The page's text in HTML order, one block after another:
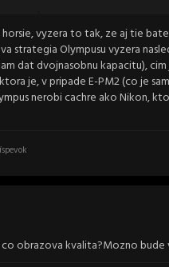
vyzera to tak, ze aj tie
strategia Olympusu vyzera
dat dvojnasobnu kapacitu),
je, v pripade E-PM2 (co je
nerobi cachre ako Nikon,
obrazova kvalita?Mozno bude